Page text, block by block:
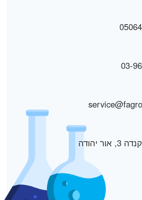
03-
אור יהודה